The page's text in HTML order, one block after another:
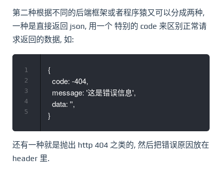
第二种根据不同的后端框架或者程序猿又可以分成两种,
一种是直接返回 json, 用一个 特别的 code 来区别正常请
求返回的数据, 如:
{
  code: -404,
  message: '这是错误信息',
  data: '',
1
2
3
4
5
还有一种就是抛出 http 404 之类的, 然后把错误原因放在
header 里.